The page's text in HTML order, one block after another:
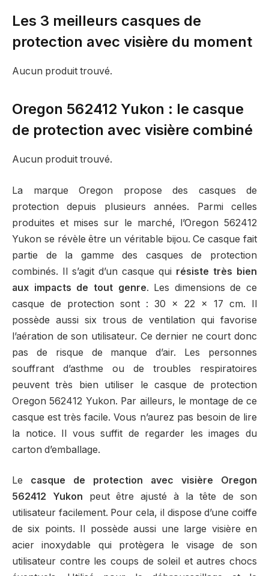
Les 3 meilleurs casques de
protection avec visière du moment
Aucun produit trouvé.
Oregon 562412 Yukon : le casque
de protection avec visière combiné
Aucun produit trouvé.
La marque Oregon propose des casques de
protection depuis plusieurs années. Parmi celles
produites et mises sur le marché, l’Oregon 562412
Yukon se révèle être un véritable bijou. Ce casque fait
partie de la gamme des casques de protection
combinés. Il s’agit d’un casque qui résiste très bien
aux impacts de tout genre. Les dimensions de ce
casque de protection sont : 30 x 22 x 17 cm. Il
possède aussi six trous de ventilation qui favorise
l’aération de son utilisateur. Ce dernier ne court donc
pas de risque de manque d’air. Les personnes
souffrant d’asthme ou de troubles respiratoires
peuvent très bien utiliser le casque de protection
Oregon 562412 Yukon. Par ailleurs, le montage de ce
casque est très facile. Vous n’aurez pas besoin de lire
la notice. Il vous suffit de regarder les images du
carton d’emballage.
Le casque de protection avec visière Oregon
562412 Yukon peut être ajusté à la tête de son
utilisateur facilement. Pour cela, il dispose d’une coiffe
de six points. Il possède aussi une large visière en
acier inoxydable qui protègera le visage de son
utilisateur contre les coups de soleil et autres chocs